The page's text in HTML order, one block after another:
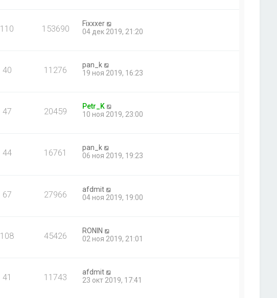
110 153690
Fixxxer
04 дек 2019, 21:20
40 11276
pan_k
19 ноя 2019, 16:23
47 20459
Petr_K
10 ноя 2019, 23:00
44 16761
pan_k
06 ноя 2019, 19:23
67 27966
afdmit
04 ноя 2019, 19:00
108 45426
RONIN
02 ноя 2019, 21:01
41 11743
afdmit
23 окт 2019, 17:41